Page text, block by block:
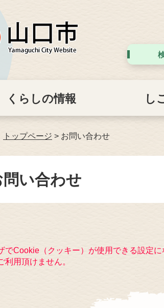
くらしの情報 し
トップページ > お問い合わせ
問い合わせ
でCookie（クッキー）が使用できる設定
利用頂けません。